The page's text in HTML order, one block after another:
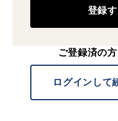
登録
ご登録済の
ログインして